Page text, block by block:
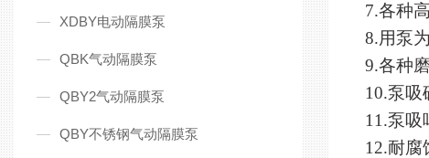
XDBY电动隔膜泵
QBK气动隔膜泵
QBY2气动隔膜泵
QBY不锈钢气动隔膜泵
7.各种
8.用泵
9.各种
10.泵吸
11 .泵吸
12.耐腐